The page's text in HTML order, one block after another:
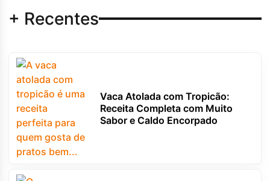
+ Recentes
Vaca Atolada com Tropicão:
Receita Completa com Muito
Sabor e Caldo Encorpado